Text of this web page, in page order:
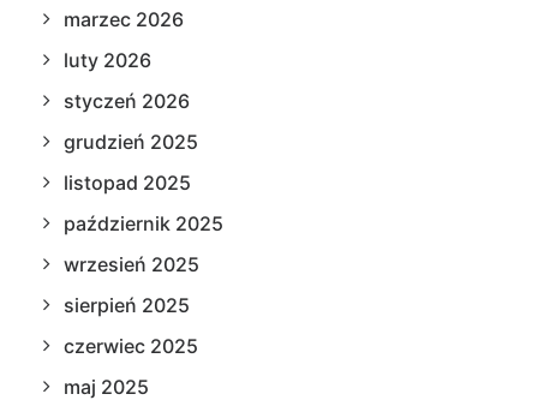
marzec 2026
luty 2026
styczeń 2026
grudzień 2025
listopad 2025
październik 2025
wrzesień 2025
sierpień 2025
czerwiec 2025
maj 2025